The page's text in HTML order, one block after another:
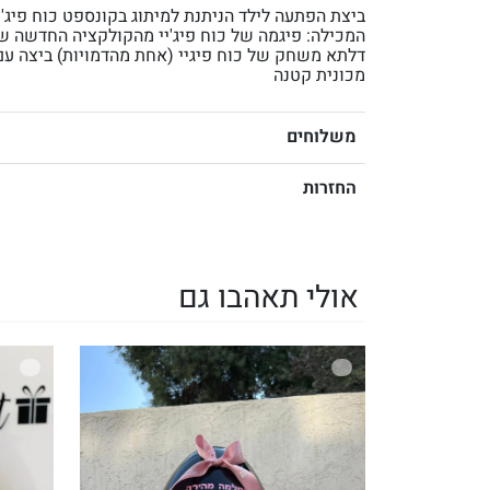
ביצת הפתעה לילד הניתנת למיתוג בקונספט כוח
המכילה: פיגמה של כוח פיג'יי מהקולקציה החדשה
דלתא משחק של כוח פיגיי (אחת מהדמויות) ביצה
מכונית קטנה
משלוחים
החזרות
אולי תאהבו גם